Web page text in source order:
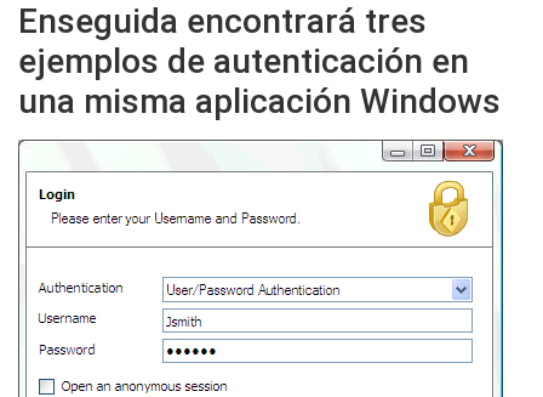
Enseguida encontrará tres
ejemplos de autenticación en
una misma aplicación Windows